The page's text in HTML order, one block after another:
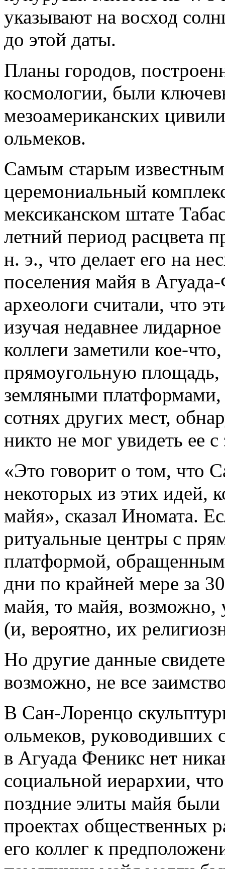
указывают на восход
до этой даты.
Планы городов,
космологии, были
мезоамериканских
ольмеков.
Самым старым известным
церемониальный
мексиканском штате
летний период расцвета
н. э., что делает его на
поселения майя в
археологи считали, что
изучая недавнее
коллеги заметили кое-
прямоугольную
земляными платформами,
сотнях других мест,
никто не мог увидеть ее с
«Это говорит о том, что
некоторых из этих идей,
майя», сказал Иномата.
ритуальные центры с
платформой,
дни по крайней мере за
майя, то майя, возможно,
(и, вероятно, их
Но другие данные
возможно, не все
В Сан-Лоренцо
ольмеков, руководивших
в Агуада Феникс нет
социальной иерархии,
поздние элиты майя
проектах общественных
его коллег к